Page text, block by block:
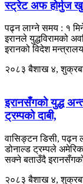
स्ट्रेट अफ होर्मुज
पढ्न लाग्ने समय : १
इरानले युद्धविरामको
इरानको विदेश
२०८३ बैशाख ४,
इरानसँगको युद्ध
ट्रम्पको दाबी,
वासिङ्टन डिसी, पढ्न
डोनाल्ड ट्रम्पले
सक्ने बताउँदै
२०८३ बैशाख ४,